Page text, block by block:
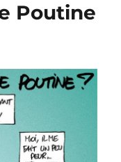
Poutine